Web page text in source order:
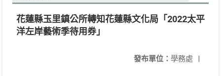
花蓮縣玉里鎮公所轉知花蓮縣文化局「2022太平
洋左岸藝術季待用券」
發布單位： 學務處 |